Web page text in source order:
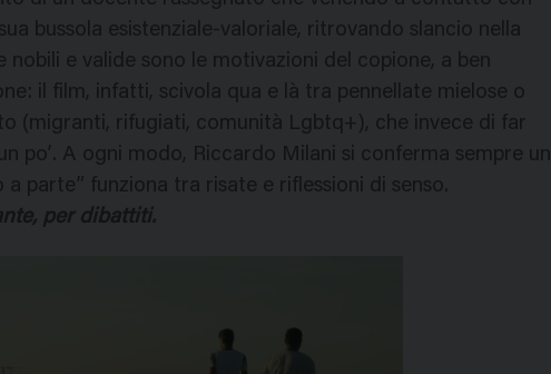
bussola esistenziale-valoriale, ritrovando slancio nella
nobili e valide sono le motivazioni del copione, a ben
il film, infatti, scivola qua e là tra pennellate mielose o
(migranti, rifugiati, comunità Lgbtq+), che invece di far
po’. A ogni modo, Riccardo Milani si conferma sempre un
parte” funziona tra risate e riflessioni di senso.
per dibattiti.